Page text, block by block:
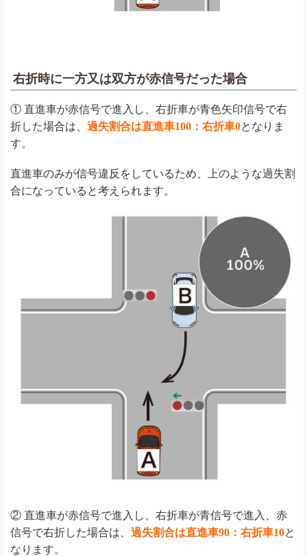
右折時に一方又は双方が赤信号だった場合
① 直進車が赤信号で進入し、右折車が青色矢印信号で右
折した場合は、 過失割合は直進車100：右折車0となりま
す。
直進車のみが信号違反をしているため、上のような過失割
合になっていると考えられます。
② 直進車が赤信号で進入し、右折車が青信号で進入、赤
信号で右折した場合は、 過失割合は直進車90：右折車10と
なります。